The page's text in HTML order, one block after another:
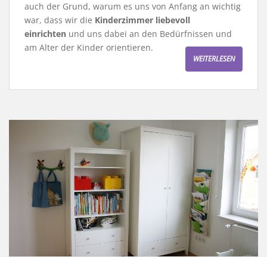
auch der Grund, warum es uns von Anfang an wichtig
war, dass wir die Kinderzimmer liebevoll
einrichten und uns dabei an den Bedürfnissen und
am Alter der Kinder orientieren.
WEITERLESEN